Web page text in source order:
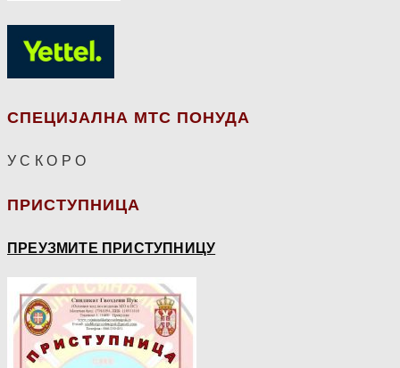
СПЕЦИЈАЛНА МТС ПОНУДА
У С К О Р О
ПРИСТУПНИЦА
ПРЕУЗМИТЕ ПРИСТУПНИЦУ